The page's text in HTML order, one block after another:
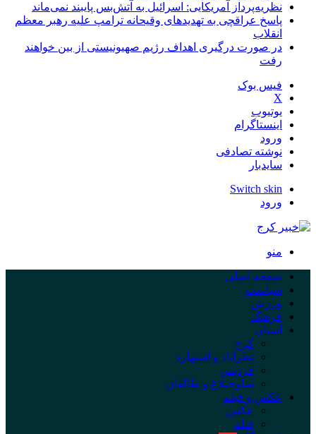
نظریه‌پرداز آمریکایی: اسرائیل به آتش‌بس پایبند نمی‌ماند
پاسخ عراقچی به تهدیدهای وقیحانه ترامپ علیه رهبر معظم
انقلاب
در صورت درگیری اهداف رژیم صهیونیستی از بین خواهند
رفت
فیس بوک
X
یوتیوب
اینستاگرام
ورود
نوشته تصادفی
سایدبار
Switch skin
ورود
منو
صفحه اصلی
سیاست
ورزش
فرهنگ
استان
کرج
نظرآباد و اشتهارد
فردیس
ساوجبلاغ و طالقان
عکس و فیلم
عکس
فیلم